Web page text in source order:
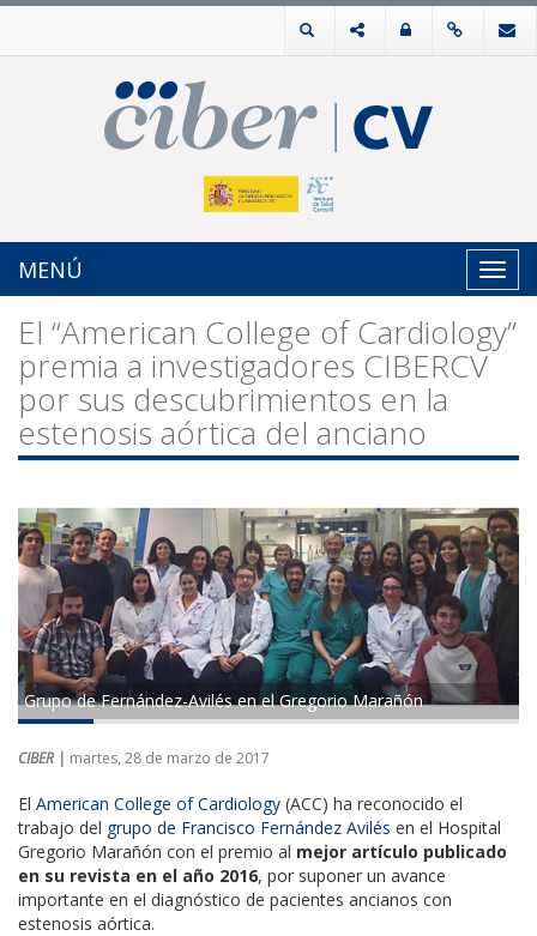
MENÚ
El “American College of Cardiology”
premia a investigadores CIBERCV
por sus descubrimientos en la
estenosis aórtica del anciano
Grupo de Fernández-Avilés en el Gregorio Marañón
CIBER | martes, 28 de marzo de 2017
El American College of Cardiology (ACC) ha reconocido el
trabajo del grupo de Francisco Fernández Avilés en el Hospital
Gregorio Marañón con el premio al mejor artículo publicado
en su revista en el año 2016, por suponer un avance
importante en el diagnóstico de pacientes ancianos con
estenosis aórtica.